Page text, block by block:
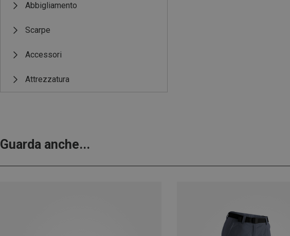
Abbigliamento
Scarpe
Accessori
Attrezzatura
Guarda anche...